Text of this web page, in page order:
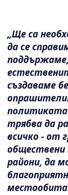
„Ще са
да се
създаваме
политиката
трябва да
всичко - от
обществени
райони, да